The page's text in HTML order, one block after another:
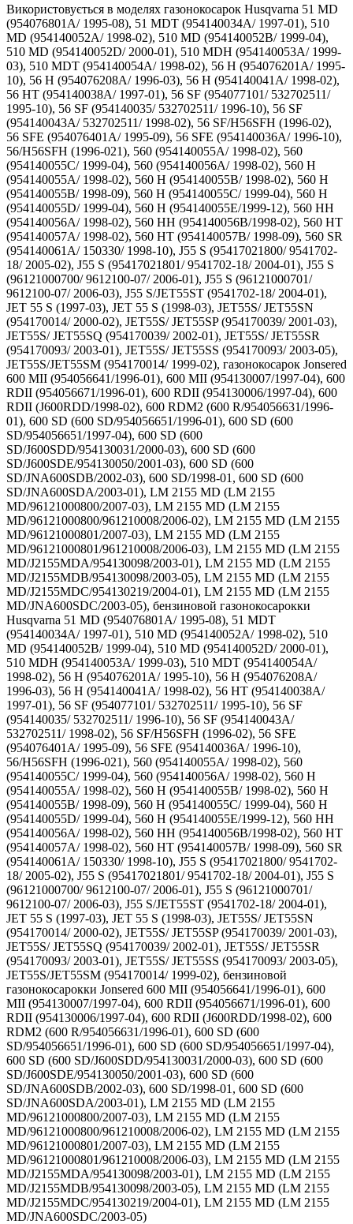
Використовується в моделях газонокосарок Husqvarna 51 MD
(954076801A/ 1995-08), 51 MDT (954140034A/ 1997-01), 510
MD (954140052A/ 1998-02), 510 MD (954140052B/ 1999-04),
510 MD (954140052D/ 2000-01), 510 MDH (954140053A/ 1999-
03), 510 MDT (954140054A/ 1998-02), 56 H (954076201A/ 1995-
10), 56 H (954076208A/ 1996-03), 56 H (954140041A/ 1998-02),
56 HT (954140038A/ 1997-01), 56 SF (954077101/ 532702511/
1995-10), 56 SF (954140035/ 532702511/ 1996-10), 56 SF
(954140043A/ 532702511/ 1998-02), 56 SF/H56SFH (1996-02),
56 SFE (954076401A/ 1995-09), 56 SFE (954140036A/ 1996-10),
56/H56SFH (1996-021), 560 (954140055A/ 1998-02), 560
(954140055C/ 1999-04), 560 (954140056A/ 1998-02), 560 H
(954140055A/ 1998-02), 560 H (954140055B/ 1998-02), 560 H
(954140055B/ 1998-09), 560 H (954140055C/ 1999-04), 560 H
(954140055D/ 1999-04), 560 H (954140055E/1999-12), 560 HH
(954140056A/ 1998-02), 560 HH (954140056B/1998-02), 560 HT
(954140057A/ 1998-02), 560 HT (954140057B/ 1998-09), 560 SR
(954140061A/ 150330/ 1998-10), J55 S (95417021800/ 9541702-
18/ 2005-02), J55 S (95417021801/ 9541702-18/ 2004-01), J55 S
(96121000700/ 9612100-07/ 2006-01), J55 S (96121000701/
9612100-07/ 2006-03), J55 S/JET55ST (9541702-18/ 2004-01),
JET 55 S (1997-03), JET 55 S (1998-03), JET55S/ JET55SN
(954170014/ 2000-02), JET55S/ JET55SP (954170039/ 2001-03),
JET55S/ JET55SQ (954170039/ 2002-01), JET55S/ JET55SR
(954170093/ 2003-01), JET55S/ JET55SS (954170093/ 2003-05),
JET55S/JET55SM (954170014/ 1999-02), газонокосарок Jonsered
600 MII (954056641/1996-01), 600 MII (954130007/1997-04), 600
RDII (954056671/1996-01), 600 RDII (954130006/1997-04), 600
RDII (J600RDD/1998-02), 600 RDM2 (600 R/954056631/1996-
01), 600 SD (600 SD/954056651/1996-01), 600 SD (600
SD/954056651/1997-04), 600 SD (600
SD/J600SDD/954130031/2000-03), 600 SD (600
SD/J600SDE/954130050/2001-03), 600 SD (600
SD/JNA600SDB/2002-03), 600 SD/1998-01, 600 SD (600
SD/JNA600SDA/2003-01), LM 2155 MD (LM 2155
MD/96121000800/2007-03), LM 2155 MD (LM 2155
MD/96121000800/961210008/2006-02), LM 2155 MD (LM 2155
MD/96121000801/2007-03), LM 2155 MD (LM 2155
MD/96121000801/961210008/2006-03), LM 2155 MD (LM 2155
MD/J2155MDA/954130098/2003-01), LM 2155 MD (LM 2155
MD/J2155MDB/954130098/2003-05), LM 2155 MD (LM 2155
MD/J2155MDC/954130219/2004-01), LM 2155 MD (LM 2155
MD/JNA600SDC/2003-05), бензиновой газонокосарокки
Husqvarna 51 MD (954076801A/ 1995-08), 51 MDT
(954140034A/ 1997-01), 510 MD (954140052A/ 1998-02), 510
MD (954140052B/ 1999-04), 510 MD (954140052D/ 2000-01),
510 MDH (954140053A/ 1999-03), 510 MDT (954140054A/
1998-02), 56 H (954076201A/ 1995-10), 56 H (954076208A/
1996-03), 56 H (954140041A/ 1998-02), 56 HT (954140038A/
1997-01), 56 SF (954077101/ 532702511/ 1995-10), 56 SF
(954140035/ 532702511/ 1996-10), 56 SF (954140043A/
532702511/ 1998-02), 56 SF/H56SFH (1996-02), 56 SFE
(954076401A/ 1995-09), 56 SFE (954140036A/ 1996-10),
56/H56SFH (1996-021), 560 (954140055A/ 1998-02), 560
(954140055C/ 1999-04), 560 (954140056A/ 1998-02), 560 H
(954140055A/ 1998-02), 560 H (954140055B/ 1998-02), 560 H
(954140055B/ 1998-09), 560 H (954140055C/ 1999-04), 560 H
(954140055D/ 1999-04), 560 H (954140055E/1999-12), 560 HH
(954140056A/ 1998-02), 560 HH (954140056B/1998-02), 560 HT
(954140057A/ 1998-02), 560 HT (954140057B/ 1998-09), 560 SR
(954140061A/ 150330/ 1998-10), J55 S (95417021800/ 9541702-
18/ 2005-02), J55 S (95417021801/ 9541702-18/ 2004-01), J55 S
(96121000700/ 9612100-07/ 2006-01), J55 S (96121000701/
9612100-07/ 2006-03), J55 S/JET55ST (9541702-18/ 2004-01),
JET 55 S (1997-03), JET 55 S (1998-03), JET55S/ JET55SN
(954170014/ 2000-02), JET55S/ JET55SP (954170039/ 2001-03),
JET55S/ JET55SQ (954170039/ 2002-01), JET55S/ JET55SR
(954170093/ 2003-01), JET55S/ JET55SS (954170093/ 2003-05),
JET55S/JET55SM (954170014/ 1999-02), бензиновой
газонокосарокки Jonsered 600 MII (954056641/1996-01), 600
MII (954130007/1997-04), 600 RDII (954056671/1996-01), 600
RDII (954130006/1997-04), 600 RDII (J600RDD/1998-02), 600
RDM2 (600 R/954056631/1996-01), 600 SD (600
SD/954056651/1996-01), 600 SD (600 SD/954056651/1997-04),
600 SD (600 SD/J600SDD/954130031/2000-03), 600 SD (600
SD/J600SDE/954130050/2001-03), 600 SD (600
SD/JNA600SDB/2002-03), 600 SD/1998-01, 600 SD (600
SD/JNA600SDA/2003-01), LM 2155 MD (LM 2155
MD/96121000800/2007-03), LM 2155 MD (LM 2155
MD/96121000800/961210008/2006-02), LM 2155 MD (LM 2155
MD/96121000801/2007-03), LM 2155 MD (LM 2155
MD/96121000801/961210008/2006-03), LM 2155 MD (LM 2155
MD/J2155MDA/954130098/2003-01), LM 2155 MD (LM 2155
MD/J2155MDB/954130098/2003-05), LM 2155 MD (LM 2155
MD/J2155MDC/954130219/2004-01), LM 2155 MD (LM 2155
MD/JNA600SDC/2003-05)